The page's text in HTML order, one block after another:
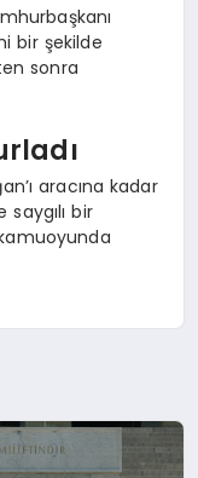
bir şekilde
sonra
aracına kadar
bir